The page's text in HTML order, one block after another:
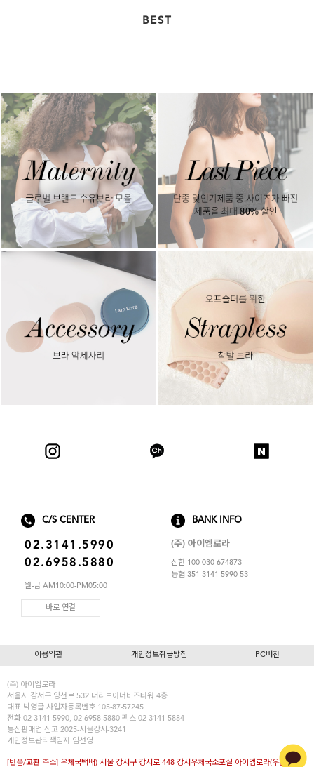
BEST
C/S CENTER
02.3141.5990
02.6958.5880
월-금 AM10:00-PM05:00
바로 연결
BANK INFO
(주) 아이엠로라
신한 100-030-674873
농협 351-3141-5990-53
이용약관 개인정보취급방침 PC버전
(주) 아이엠로라
서울시 강서구 양천로 532 더리브아너비즈타워 4층
대표 박영글 사업자등록번호 105-87-57245
전화 02-3141-5990, 02-6958-5880 팩스 02-3141-5884
통신판매업 신고 2025-서울강서-3241
개인정보관리책임자 임선영
[반품/교환 주소] 우체국택배) 서울 강서구 강서로 448 강서우체국소포실 아이엠로라(우편번호